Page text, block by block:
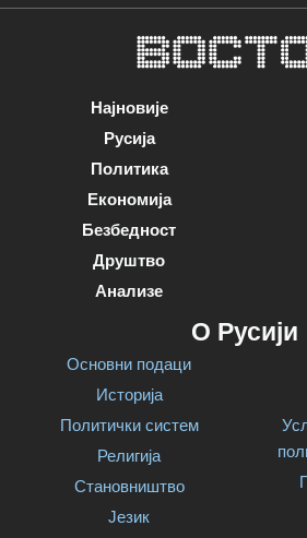
Најновије
Русија
Политика
Економија
Безбедност
Друштво
Анализе
О Русији
Основни подаци
Историја
Политички систем
Религија
Становништво
Језик